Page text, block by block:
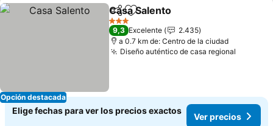
Opción destacada
CompartirAgregar a favoritos
Casa Salento
3 Estrellas
9,3 Excelente
2.435
a 0.7 km de: Centro de la ciudad
Diseño auténtico de casa regional
Elige fechas para ver los precios exactos
Ver precios